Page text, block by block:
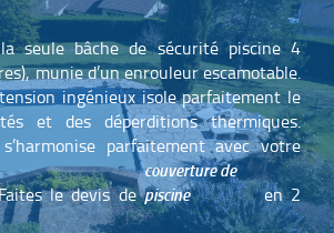
la seule bâche de sécurité piscine 4
munie d’un enrouleur escamotable.
ingénieux isole parfaitement le
et des déperditions thermiques.
parfaitement avec votre
le devis de
couverture de
piscine
en 2